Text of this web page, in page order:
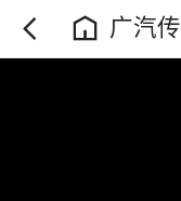
广汽
板越